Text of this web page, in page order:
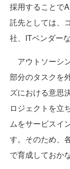
採用することで
託先としては、
社、ITベンダー
アウトソーシ
部分のタスクを
ズにおける意思
ロジェクトを立
ムをサービスイ
す。そのため、
で育成しておか